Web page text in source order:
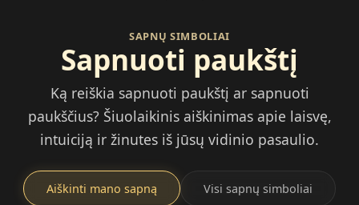
SAPNŲ SIMBOLIAI
Sapnuoti paukštį
Ką reiškia sapnuoti paukštį ar sapnuoti
paukščius? Šiuolaikinis aiškinimas apie laisvę,
intuiciją ir žinutes iš jūsų vidinio pasaulio.
Aiškinti mano sapną Visi sapnų simboliai